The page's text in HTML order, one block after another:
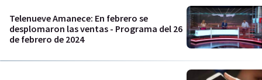
Telenueve Amanece: En febrero se
desplomaron las ventas - Programa del 26
de febrero de 2024